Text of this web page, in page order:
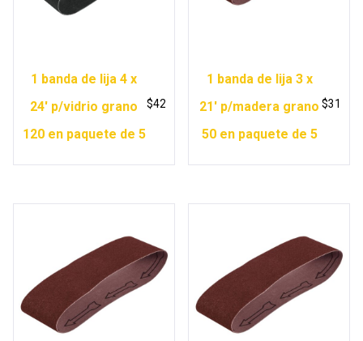
1 banda de lija 4 x
24′ p/vidrio grano
120 en paquete de 5
$42
1 banda de lija 3 x
21′ p/madera grano
50 en paquete de 5
$31